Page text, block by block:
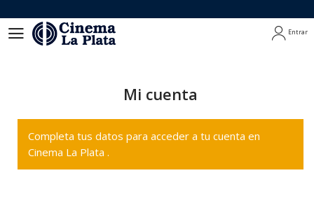
Entrar
Mi cuenta
Completa tus datos para acceder a tu cuenta en
Cinema La Plata .